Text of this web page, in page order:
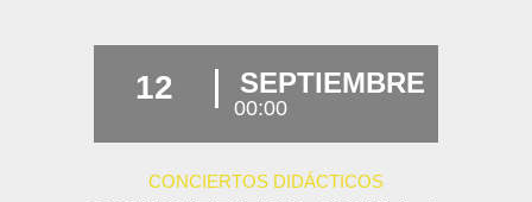
12 SEPTIEMBRE
00:00
CONCIERTOS DIDÁCTICOS